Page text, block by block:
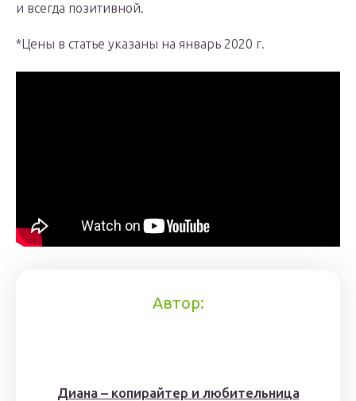
и всегда позитивной.
*Цены в статье указаны на январь 2020 г.
Автор:
Диана – копирайтер и любительница